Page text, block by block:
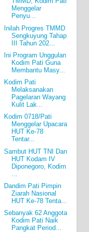
Menggelar
Penyu...
Inilah Progres TMMD
Sengkuyung Tahap
III Tahun 202...
Ini Program Unggulan
Kodim Pati Guna
Membantu Masy...
Kodim Pati
Melaksanakan
Pagelaran Wayang
Kulit Lak...
Kodim 0718/Pati
Menggelar Upacara
HUT Ke-78
Tentar...
Sambut HUT TNI Dan
HUT Kodam IV
Diponegoro, Kodim
Dandim Pati Pimpin
Ziarah Nasional
HUT Ke-78 Tenta...
Sebanyak 62 Anggota
Kodim Pati Naik
Pangkat Period...